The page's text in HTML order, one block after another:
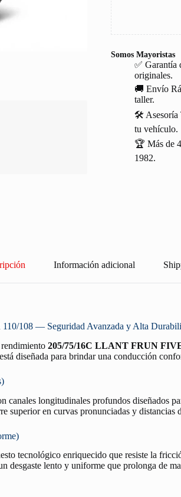
Somos Mayoristas
✅ Garantía
originales.
🚚 Envío
taller.
🛠️ Asesoría
tu vehículo.
🏆 Más de
1982.
Información adicional
108 — Seguridad Avanzada y Alta
205/75/16C LLANT FRUN
diseñada para brindar una conducción
longitudinales profundos diseñados
en curvas pronunciadas y
tecnológico enriquecido que resiste la
desgaste lento y uniforme que prolonga de